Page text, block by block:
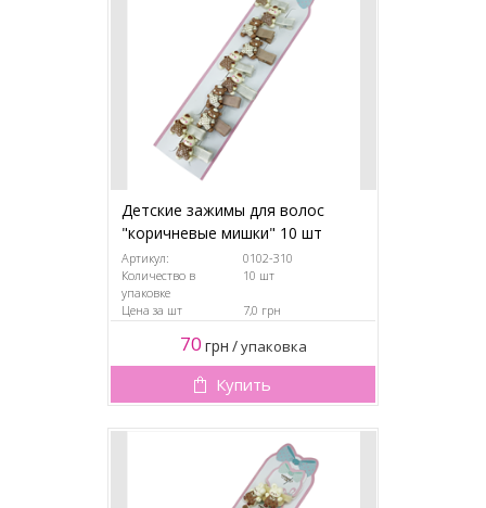
Детские зажимы для волос
"коричневые мишки" 10 шт
Артикул:
0102-310
Количество в
упаковке
10 шт
Цена за шт 7,0 грн
70 грн /упаковка
Купить